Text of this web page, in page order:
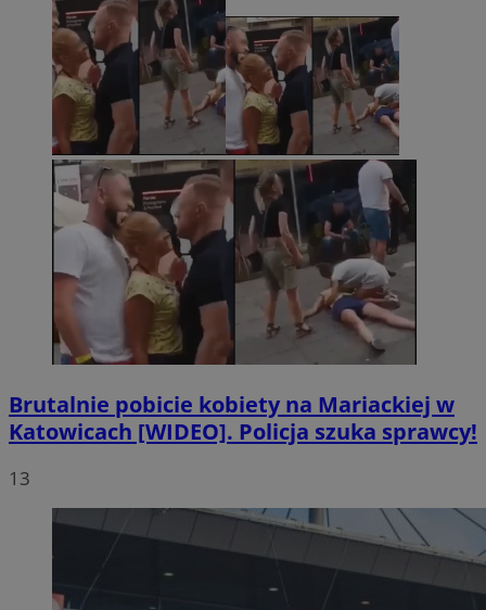
Brutalnie pobicie kobiety na Mariackiej w
Katowicach [WIDEO]. Policja szuka sprawcy!
13